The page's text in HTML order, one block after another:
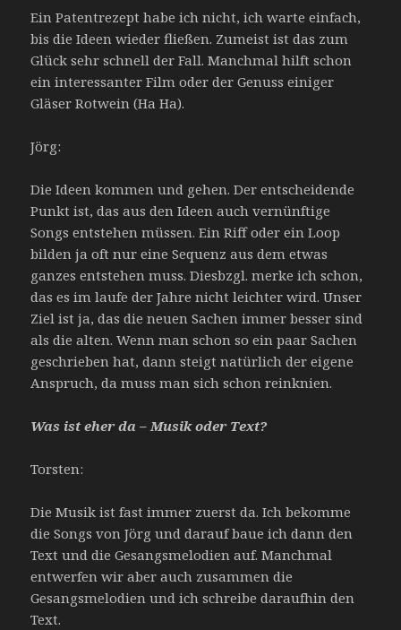
Ein Patentrezept habe ich nicht, ich warte einfach,
bis die Ideen wieder fließen. Zumeist ist das zum
Glück sehr schnell der Fall. Manchmal hilft schon
ein interessanter Film oder der Genuss einiger
Gläser Rotwein (Ha Ha).
Jörg:
Die Ideen kommen und gehen. Der entscheidende
Punkt ist, das aus den Ideen auch vernünftige
Songs entstehen müssen. Ein Riff oder ein Loop
bilden ja oft nur eine Sequenz aus dem etwas
ganzes entstehen muss. Diesbzgl. merke ich schon,
das es im laufe der Jahre nicht leichter wird. Unser
Ziel ist ja, das die neuen Sachen immer besser sind
als die alten. Wenn man schon so ein paar Sachen
geschrieben hat, dann steigt natürlich der eigene
Anspruch, da muss man sich schon reinknien.
Was ist eher da – Musik oder Text?
Torsten:
Die Musik ist fast immer zuerst da. Ich bekomme
die Songs von Jörg und darauf baue ich dann den
Text und die Gesangsmelodien auf. Manchmal
entwerfen wir aber auch zusammen die
Gesangsmelodien und ich schreibe daraufhin den
Text.